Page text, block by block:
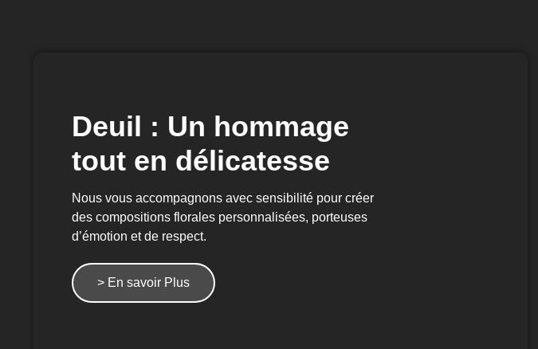
Deuil : Un hommage
tout en délicatesse
Nous vous accompagnons avec sensibilité pour créer
des compositions florales personnalisées, porteuses
d’émotion et de respect.
> En savoir Plus